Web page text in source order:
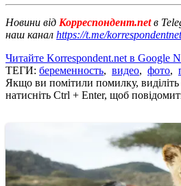
Новини від Корреспондент.netв
наш канал https://t.me/korrespondentnet
Читайте Korrespondent.net в Google
ТЕГИ: беременность, видео, фото,
Якщо ви помітили помилку, виділіть
натисніть Ctrl + Enter, щоб